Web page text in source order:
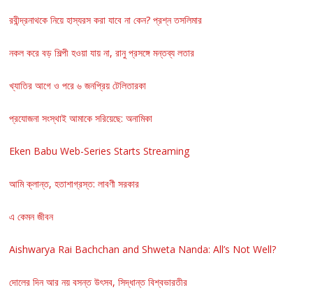
রবীন্দ্রনাথকে নিয়ে হাস্যরস করা যাবে না কেন? প্রশ্ন তসলিমার
নকল করে বড় শিল্পী হওয়া যায় না, রানু প্রসঙ্গে মন্তব্য লতার
খ্যাতির আগে ও পরে ৬ জনপ্রিয় টেলিতারকা
প্রযোজনা সংস্থাই আমাকে সরিয়েছে: অনামিকা
Eken Babu Web-Series Starts Streaming
আমি ক্লান্ত, হতাশাগ্রস্ত: লাবণী সরকার
এ কেমন জীবন
Aishwarya Rai Bachchan and Shweta Nanda: All’s Not Well?
দোলের দিন আর নয় বসন্ত উৎসব, সিদ্ধান্ত বিশ্বভারতীর